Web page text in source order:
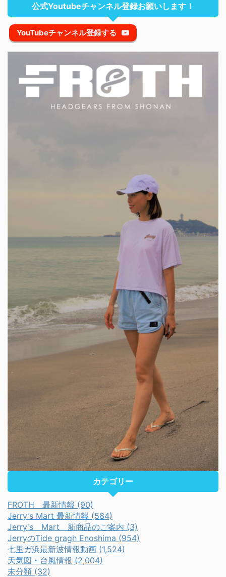
公式Youtubeチャンネル登録お願いします！
YouTubeチャンネル登録する
カテゴリー
FROTH 最新情報 (90)
Jerry's Mart 最新情報 (584)
Jerry's Mart 新商品のご案内 (3)
JerryのTide gragh Enoshima (954)
七里ガ浜最新波情報動画 (1,524)
天気図・台風情報 (2,004)
未分類 (32)